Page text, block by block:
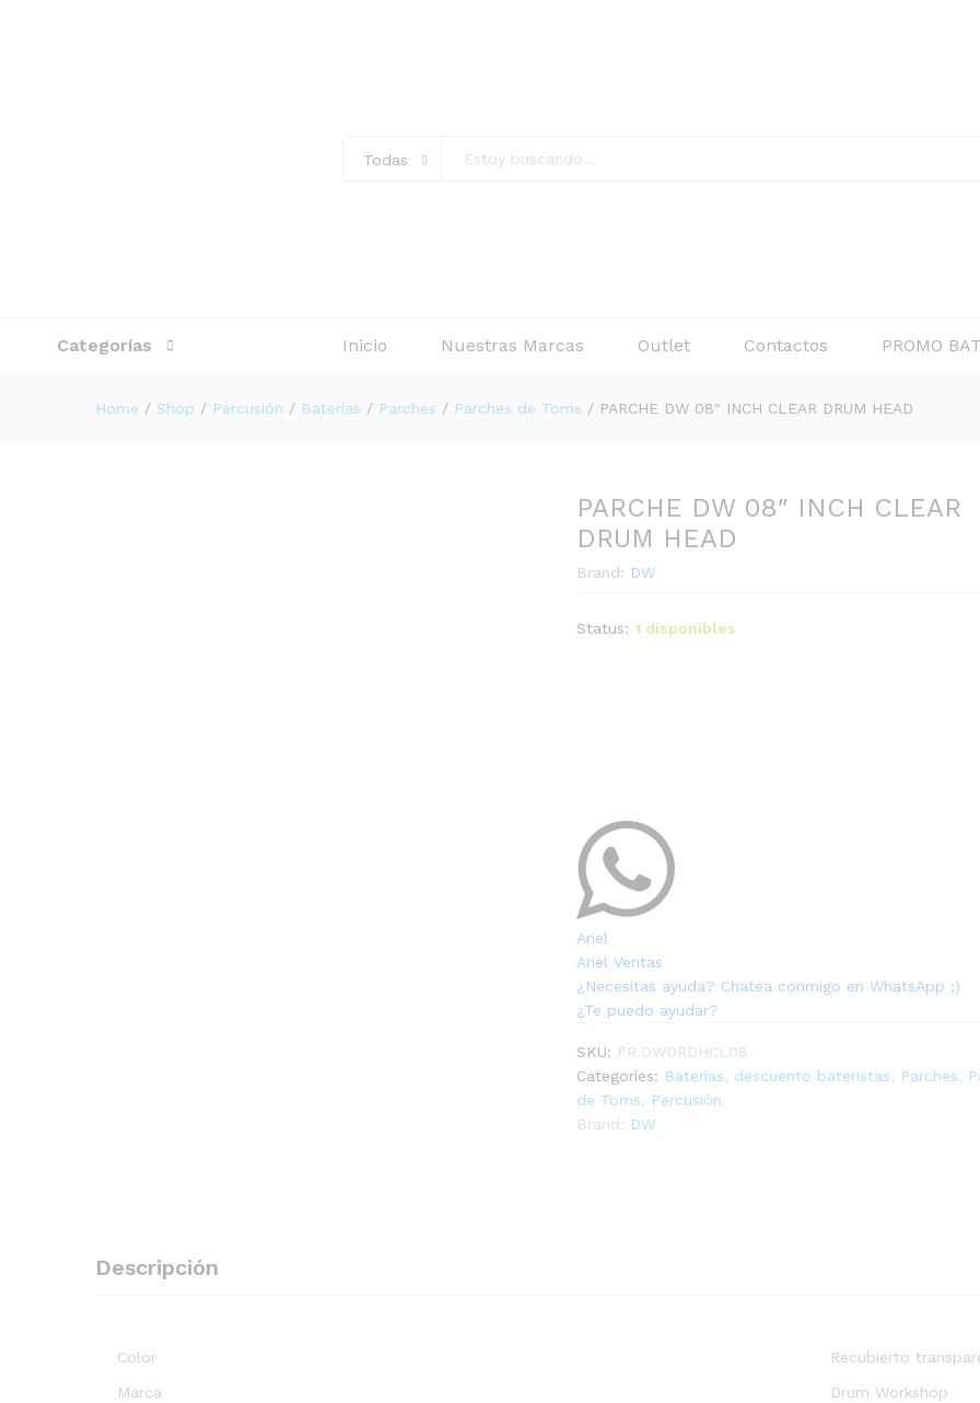
Todas
Categorías Inicio Nuestras Marcas Outlet Contactos PROMO
Home / Shop / Percusión / Baterías / Parches / Parches de Toms / PARCHE DW 08″ INCH CLEAR DRUM HEAD
PARCHE DW 08″ INCH CLEAR
DRUM HEAD
Brand: DW
Status: 1 disponibles
Ariel
Ariel Ventas
¿Necesitas ayuda? Chatea conmigo en WhatsApp ;)
¿Te puedo ayudar?
SKU: PR.DWDRDHCL08
Categories: Baterías descuento bateristas Parches
de Toms
Percusión
Brand: DW
Descripción
Color
Recubierto
Marca
Drum Workshop